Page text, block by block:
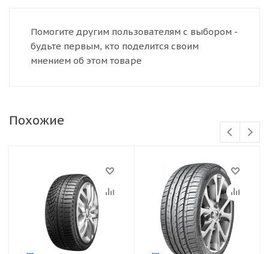
Помогите другим пользователям с выбором -
будьте первым, кто поделится своим
мнением об этом товаре
Похожие